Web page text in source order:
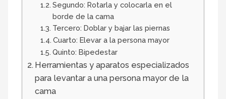
Segundo: Rotarla y colocarla en el
borde de la cama
Tercero: Doblar y bajar las piernas
Cuarto: Elevar a la persona mayor
Quinto: Bipedestar
Herramientas y aparatos especializados
para levantar a una persona mayor de la
cama